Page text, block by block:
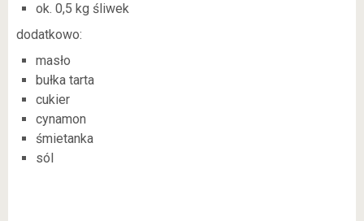
ok. 0,5 kg śliwek
dodatkowo:
masło
bułka tarta
cukier
cynamon
śmietanka
sól